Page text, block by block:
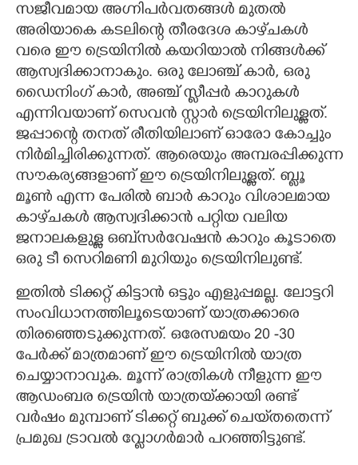
സജീവമായ അഗ്നിപ‌ർവതങ്ങൾ മുതൽ
അരിയാകെ കടലിന്റെ തീരദേശ കാഴ്‌ചകൾ
വരെ ഈ ട്രെയിനിൽ കയറിയാൽ നിങ്ങൾക്ക്
ആസ്വദിക്കാനാകും. ഒരു ലോഞ്ച് കാർ, ഒരു
ഡൈനിംഗ് കാർ, അഞ്ച് സ്ലീപ്പർ കാറുകൾ
എന്നിവയാണ് സെവൻ സ്റ്റാർ ട്രെയിനിലുള്ളത്.
ജപ്പാന്റെ തനത് രീതിയിലാണ് ഓരോ കോച്ചും
നിർമിച്ചിരിക്കുന്നത്. ആരെയും അമ്പരപ്പിക്കുന്ന
സൗകര്യങ്ങളാണ് ഈ ട്രെയിനിലുള്ളത്. ബ്ലൂ
മൂൺ എന്ന പേരിൽ ബാർ കാറും വിശാലമായ
കാഴ്‌ചകൾ ആസ്വദിക്കാൻ പറ്റിയ വലിയ
ജനാലകളുള്ള ഒബ്‌സർവേഷൻ കാറും കൂടാതെ
ഒരു ടീ സെറിമണി മുറിയും ട്രെയിനിലുണ്ട്.
ഇതിൽ ടിക്കറ്റ് കിട്ടാൻ ഒട്ടും എളുപ്പമല്ല. ലോട്ടറി
സംവിധാനത്തിലൂടെയാണ് യാത്രക്കാരെ
തിര‌ഞ്ഞെടുക്കുന്നത്. ഒരേസമയം 20 -30
പേർക്ക് മാത്രമാണ് ഈ ട്രെയിനിൽ യാത്ര
ചെയ്യാനാവുക. മൂന്ന് രാത്രികൾ നീളുന്ന ഈ
ആഡംബര ട്രെയിൻ യാത്രയ്‌ക്കായി രണ്ട്
വർഷം മുമ്പാണ് ടിക്കറ്റ് ബുക്ക് ചെയ്‌തതെന്ന്
പ്രമുഖ ട്രാവൽ വ്ളോഗർമാർ പറഞ്ഞിട്ടുണ്ട്.